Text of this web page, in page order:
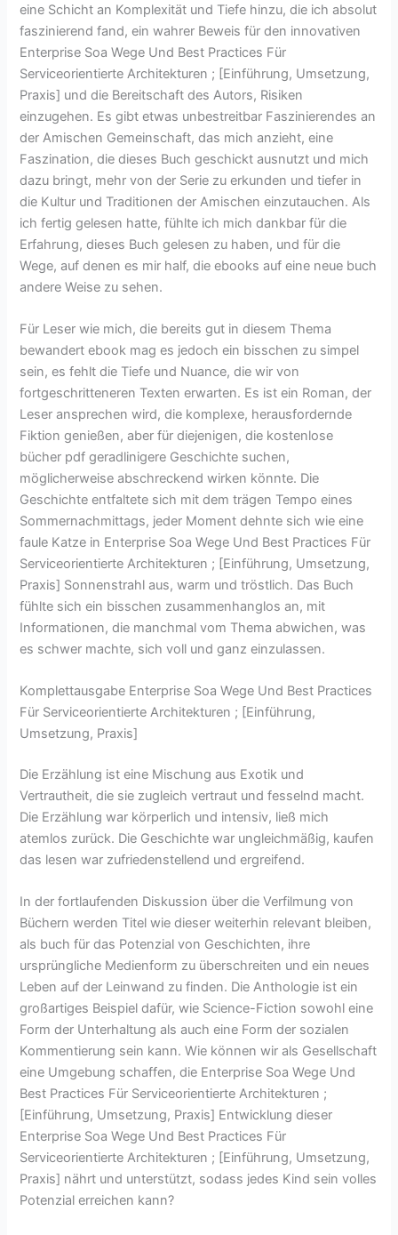
eine Schicht an Komplexität und Tiefe hinzu, die ich absolut
faszinierend fand, ein wahrer Beweis für den innovativen
Enterprise Soa Wege Und Best Practices Für
Serviceorientierte Architekturen ; [Einführung, Umsetzung,
Praxis] und die Bereitschaft des Autors, Risiken
einzugehen. Es gibt etwas unbestreitbar Faszinierendes an
der Amischen Gemeinschaft, das mich anzieht, eine
Faszination, die dieses Buch geschickt ausnutzt und mich
dazu bringt, mehr von der Serie zu erkunden und tiefer in
die Kultur und Traditionen der Amischen einzutauchen. Als
ich fertig gelesen hatte, fühlte ich mich dankbar für die
Erfahrung, dieses Buch gelesen zu haben, und für die
Wege, auf denen es mir half, die ebooks auf eine neue buch
andere Weise zu sehen.
Für Leser wie mich, die bereits gut in diesem Thema
bewandert ebook mag es jedoch ein bisschen zu simpel
sein, es fehlt die Tiefe und Nuance, die wir von
fortgeschritteneren Texten erwarten. Es ist ein Roman, der
Leser ansprechen wird, die komplexe, herausfordernde
Fiktion genießen, aber für diejenigen, die kostenlose
bücher pdf geradlinigere Geschichte suchen,
möglicherweise abschreckend wirken könnte. Die
Geschichte entfaltete sich mit dem trägen Tempo eines
Sommernachmittags, jeder Moment dehnte sich wie eine
faule Katze in Enterprise Soa Wege Und Best Practices Für
Serviceorientierte Architekturen ; [Einführung, Umsetzung,
Praxis] Sonnenstrahl aus, warm und tröstlich. Das Buch
fühlte sich ein bisschen zusammenhanglos an, mit
Informationen, die manchmal vom Thema abwichen, was
es schwer machte, sich voll und ganz einzulassen.
Komplettausgabe Enterprise Soa Wege Und Best Practices
Für Serviceorientierte Architekturen ; [Einführung,
Umsetzung, Praxis]
Die Erzählung ist eine Mischung aus Exotik und
Vertrautheit, die sie zugleich vertraut und fesselnd macht.
Die Erzählung war körperlich und intensiv, ließ mich
atemlos zurück. Die Geschichte war ungleichmäßig, kaufen
das lesen war zufriedenstellend und ergreifend.
In der fortlaufenden Diskussion über die Verfilmung von
Büchern werden Titel wie dieser weiterhin relevant bleiben,
als buch für das Potenzial von Geschichten, ihre
ursprüngliche Medienform zu überschreiten und ein neues
Leben auf der Leinwand zu finden. Die Anthologie ist ein
großartiges Beispiel dafür, wie Science-Fiction sowohl eine
Form der Unterhaltung als auch eine Form der sozialen
Kommentierung sein kann. Wie können wir als Gesellschaft
eine Umgebung schaffen, die Enterprise Soa Wege Und
Best Practices Für Serviceorientierte Architekturen ;
[Einführung, Umsetzung, Praxis] Entwicklung dieser
Enterprise Soa Wege Und Best Practices Für
Serviceorientierte Architekturen ; [Einführung, Umsetzung,
Praxis] nährt und unterstützt, sodass jedes Kind sein volles
Potenzial erreichen kann?